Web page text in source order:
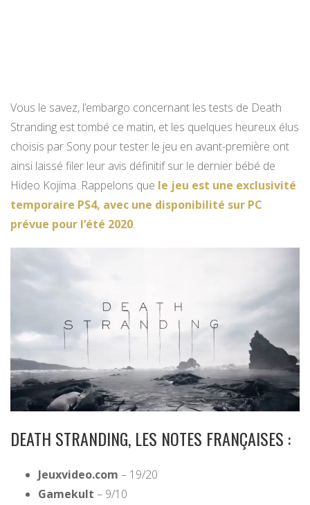
Vous le savez, l’embargo concernant les tests de Death
Stranding est tombé ce matin, et les quelques heureux élus
choisis par Sony pour tester le jeu en avant-première ont
ainsi laissé filer leur avis définitif sur le dernier bébé de
Hideo Kojima. Rappelons que le jeu est une exclusivité
temporaire PS4, avec une disponibilité sur PC
prévue pour l’été 2020.
DEATH STRANDING, LES NOTES FRANÇAISES :
Jeuxvideo.com – 19/20
Gamekult – 9/10